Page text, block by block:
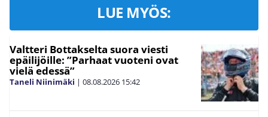
LUE MYÖS:
Valtteri Bottakselta suora viesti
epäilijöille: ”Parhaat vuoteni ovat
vielä edessä”
Taneli Niinimäki | 08.08.2026 15:42